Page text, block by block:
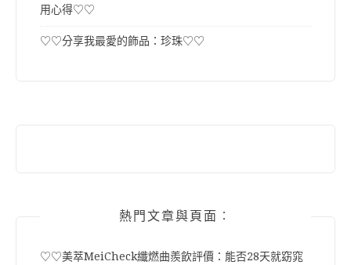
用心得♡♡
♡♡分享我最愛的飾品：珍珠♡♡
熱門文章與頁面︰
♡♡美萃MeiCheck纖燃曲羨飲評價：能否28天就窈窕